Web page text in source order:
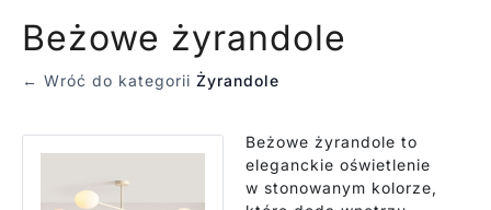
Beżowe żyrandole
← Wróć do kategorii Żyrandole
Beżowe żyrandole to
eleganckie oświetlenie
w stonowanym kolorze,